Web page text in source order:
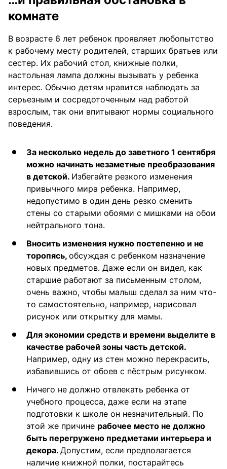
комнате
В возрасте 6 лет ребенок проявляет любопытство
к рабочему месту родителей, старших братьев или
сестер. Их рабочий стол, книжные полки,
настольная лампа должны вызывать у ребенка
интерес. Обычно детям нравится наблюдать за
серьезным и сосредоточенным над работой
взрослым, так они впитывают нормы социального
поведения.
За несколько недель до заветного 1 сентября
можно начинать незаметные преобразования
в детской. Избегайте резкого изменения
привычного мира ребенка. Например,
недопустимо в один день резко сменить
стены со старыми обоями с мишками на обои
нейтрального тона.
Вносить изменения нужно постепенно и не
торопясь, обсуждая с ребенком назначение
новых предметов. Даже если он видел, как
старшие работают за письменным столом,
очень важно, чтобы малыш сделал за ним что-
то самостоятельно, например, нарисовал
рисунок или открытку для мамы.
Для экономии средств и времени выделите в
качестве рабочей зоны часть детской.
Например, одну из стен можно перекрасить,
избавившись от обоев с пёстрым рисунком.
Ничего не должно отвлекать ребенка от
учебного процесса, даже если на этапе
подготовки к школе он незначительный. По
этой же причине рабочее место не должно
быть перегружено предметами интерьера и
декора. Допустим, если предполагается
наличие книжной полки, постарайтесь